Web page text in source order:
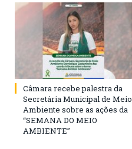
Câmara recebe palestra da
Secretária Municipal de Meio
Ambiente sobre as ações da
“SEMANA DO MEIO
AMBIENTE”